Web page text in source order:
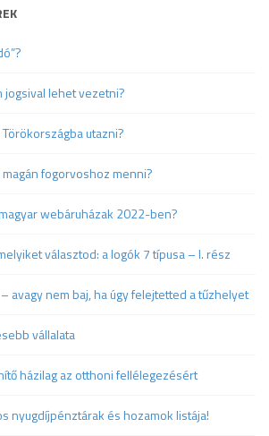
jogsival lehet vezetni?
utazni?
fogorvoshoz menni?
webáruházak 2022-ben?
választod: a logók 7 típusa – I. rész
avagy nem baj, ha úgy felejtetted a tűzhelyet
vállalata
házilag az otthoni fellélegezésért
nyugdíjpénztárak és hozamok listája!